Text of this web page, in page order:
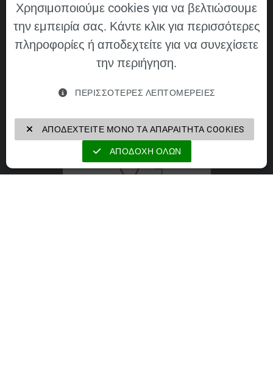
Γενικοί όροι και προϋποθέσεις
Γενικοί όροι και προϋποθέσεις αγοράς
VELOMAT Group GmbH
Χρησιμοποιούμε cookies για να βελτιώσουμε
την εμπειρία σας. Κάντε κλικ για περισσότερες
πληροφορίες ή αποδεχτείτε για να συνεχίσετε
την περιήγηση.
ΠΕΡΙΣΣΌΤΕΡΕΣ ΛΕΠΤΟΜΈΡΕΙΕΣ
ΑΠΟΔΕΧΤΕΊΤΕ ΜΌΝΟ ΤΑ ΑΠΑΡΑΊΤΗΤΑ COOKIES
ΑΠΟΔΟΧΉ ΌΛΩΝ